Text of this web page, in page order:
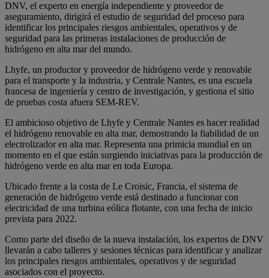
DNV, el experto en energía independiente y proveedor de
aseguramiento, dirigirá el estudio de seguridad del proceso para
identificar los principales riesgos ambientales, operativos y de
seguridad para las primeras instalaciones de producción de
hidrógeno en alta mar del mundo.
Lhyfe, un productor y proveedor de hidrógeno verde y renovable
para el transporte y la industria, y Centrale Nantes, es una escuela
francesa de ingeniería y centro de investigación, y gestiona el sitio
de pruebas costa afuera SEM-REV.
El ambicioso objetivo de Lhyfe y Centrale Nantes es hacer realidad
el hidrógeno renovable en alta mar, demostrando la fiabilidad de un
electrolizador en alta mar. Representa una primicia mundial en un
momento en el que están surgiendo iniciativas para la producción de
hidrógeno verde en alta mar en toda Europa.
Ubicado frente a la costa de Le Croisic, Francia, el sistema de
generación de hidrógeno verde está destinado a funcionar con
electricidad de una turbina eólica flotante, con una fecha de inicio
prevista para 2022.
Como parte del diseño de la nueva instalación, los expertos de DNV
llevarán a cabo talleres y sesiones técnicas para identificar y analizar
los principales riesgos ambientales, operativos y de seguridad
asociados con el proyecto.